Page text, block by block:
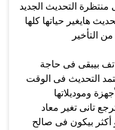
التحديث الجديد
وحاسة ان التحديث هايغير حياتها كلها
التأخير
بيبقى فى حاجة
التحديث فى الوقت
تانى تغير معاد
أكثر بيكون فى صالح